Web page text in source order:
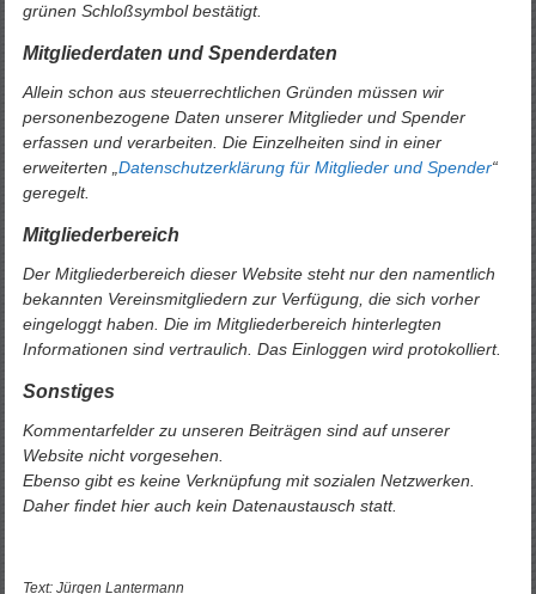
grünen Schloßsymbol bestätigt.
Mitgliederdaten und Spenderdaten
Allein schon aus steuerrechtlichen Gründen müssen wir
personenbezogene Daten unserer Mitglieder und Spender
erfassen und verarbeiten. Die Einzelheiten sind in einer
erweiterten „ Datenschutzerklärung für Mitglieder und Spender“
geregelt.
Mitgliederbereich
Der Mitgliederbereich dieser Website steht nur den namentlich
bekannten Vereinsmitgliedern zur Verfügung, die sich vorher
eingeloggt haben. Die im Mitgliederbereich hinterlegten
Informationen sind vertraulich. Das Einloggen wird protokolliert.
Sonstiges
Kommentarfelder zu unseren Beiträgen sind auf unserer
Website nicht vorgesehen.
Ebenso gibt es keine Verknüpfung mit sozialen Netzwerken.
Daher findet hier auch kein Datenaustausch statt.
Text: Jürgen Lantermann